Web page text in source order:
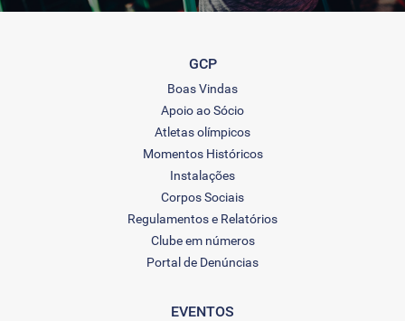
GCP
Boas Vindas
Apoio ao Sócio
Atletas olímpicos
Momentos Históricos
Instalações
Corpos Sociais
Regulamentos e Relatórios
Clube em números
Portal de Denúncias
EVENTOS